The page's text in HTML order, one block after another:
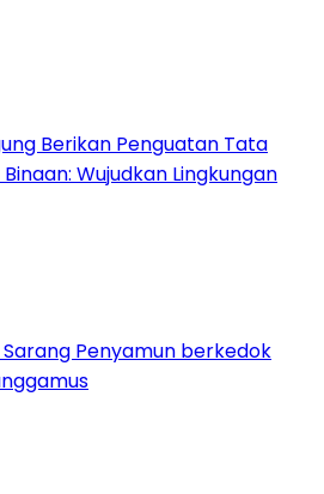
Berikan Penguatan Tata
Wujudkan Lingkungan
Penyamun berkedok